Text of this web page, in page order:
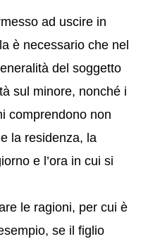
ad uscire in
è necessario che nel
del soggetto
sul minore, nonché i
comprendono non
la residenza, la
e l’ora in cui si
le ragioni, per cui è
se il figlio